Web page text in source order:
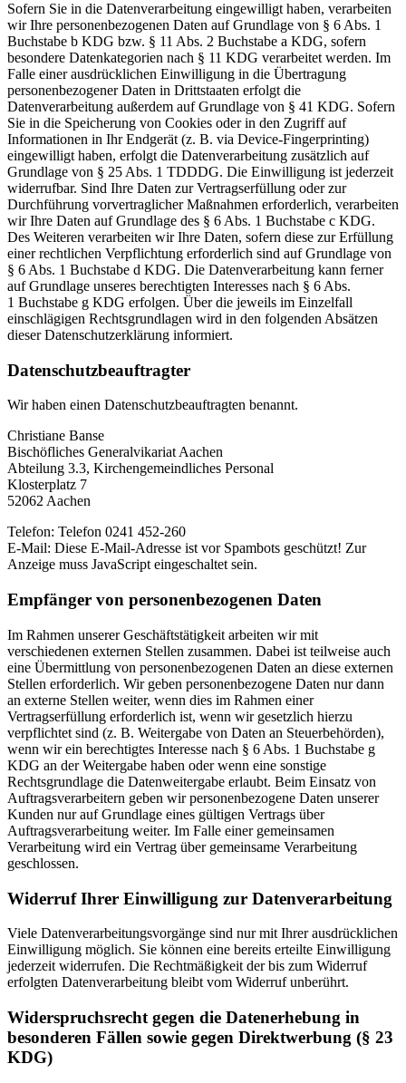
Sofern Sie in die Datenverarbeitung eingewilligt haben, verarbeiten
wir Ihre personenbezogenen Daten auf Grundlage von § 6 Abs. 1
Buchstabe b KDG bzw. § 11 Abs. 2 Buchstabe a KDG, sofern
besondere Datenkategorien nach § 11 KDG verarbeitet werden. Im
Falle einer ausdrücklichen Einwilligung in die Übertragung
personenbezogener Daten in Drittstaaten erfolgt die
Datenverarbeitung außerdem auf Grundlage von § 41 KDG. Sofern
Sie in die Speicherung von Cookies oder in den Zugriff auf
Informationen in Ihr Endgerät (z. B. via Device-Fingerprinting)
eingewilligt haben, erfolgt die Datenverarbeitung zusätzlich auf
Grundlage von § 25 Abs. 1 TDDDG. Die Einwilligung ist jederzeit
widerrufbar. Sind Ihre Daten zur Vertragserfüllung oder zur
Durchführung vorvertraglicher Maßnahmen erforderlich, verarbeiten
wir Ihre Daten auf Grundlage des § 6 Abs. 1 Buchstabe c KDG.
Des Weiteren verarbeiten wir Ihre Daten, sofern diese zur Erfüllung
einer rechtlichen Verpflichtung erforderlich sind auf Grundlage von
§ 6 Abs. 1 Buchstabe d KDG. Die Datenverarbeitung kann ferner
auf Grundlage unseres berechtigten Interesses nach § 6 Abs.
1 Buchstabe g KDG erfolgen. Über die jeweils im Einzelfall
einschlägigen Rechtsgrundlagen wird in den folgenden Absätzen
dieser Datenschutzerklärung informiert.
Datenschutz­beauftragter
Wir haben einen Datenschutzbeauftragten benannt.
Christiane Banse
Bischöfliches Generalvikariat Aachen
Abteilung 3.3, Kirchengemeindliches Personal
Klosterplatz 7
52062 Aachen
Telefon: Telefon 0241 452-260
E-Mail: Diese E-Mail-Adresse ist vor Spambots geschützt! Zur
Anzeige muss JavaScript eingeschaltet sein.
Empfänger von personenbezogenen Daten
Im Rahmen unserer Geschäftstätigkeit arbeiten wir mit
verschiedenen externen Stellen zusammen. Dabei ist teilweise auch
eine Übermittlung von personenbezogenen Daten an diese externen
Stellen erforderlich. Wir geben personenbezogene Daten nur dann
an externe Stellen weiter, wenn dies im Rahmen einer
Vertragserfüllung erforderlich ist, wenn wir gesetzlich hierzu
verpflichtet sind (z. B. Weitergabe von Daten an Steuerbehörden),
wenn wir ein berechtigtes Interesse nach § 6 Abs. 1 Buchstabe g
KDG an der Weitergabe haben oder wenn eine sonstige
Rechtsgrundlage die Datenweitergabe erlaubt. Beim Einsatz von
Auftragsverarbeitern geben wir personenbezogene Daten unserer
Kunden nur auf Grundlage eines gültigen Vertrags über
Auftragsverarbeitung weiter. Im Falle einer gemeinsamen
Verarbeitung wird ein Vertrag über gemeinsame Verarbeitung
geschlossen.
Widerruf Ihrer Einwilligung zur Datenverarbeitung
Viele Datenverarbeitungsvorgänge sind nur mit Ihrer ausdrücklichen
Einwilligung möglich. Sie können eine bereits erteilte Einwilligung
jederzeit widerrufen. Die Rechtmäßigkeit der bis zum Widerruf
erfolgten Datenverarbeitung bleibt vom Widerruf unberührt.
Widerspruchsrecht gegen die Datenerhebung in
besonderen Fällen sowie gegen Direktwerbung (§ 23
KDG)